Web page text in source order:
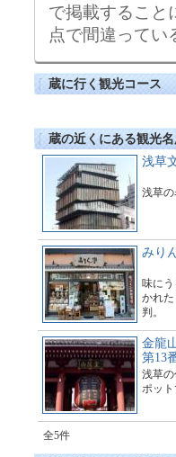
で掲載すること
点で間違ってい
蔵に行く観光コース
蔵の近くにある観光名
浅草
浅草の
みり
味に
かれ
判。
金龍
第13
浅草
ポット
全5件